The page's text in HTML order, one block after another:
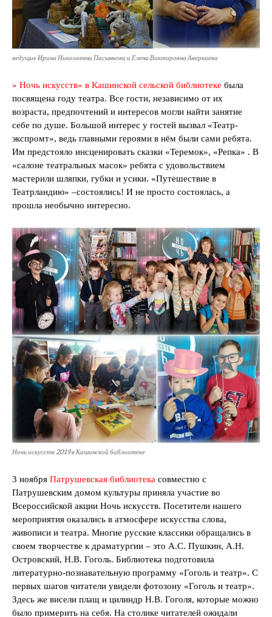
ведущие Ирина Николаевна Пасынкова и Елена Викторовна Аверкиева
» Ночь искусств» в Кашинской сельской библиотеке была
посвящена году театра. Все гости, независимо от их
возраста, предпочтений и интересов могли найти занятие
себе по душе. Большой интерес у гостей вызвал «Театр-
экспромт», ведь главными героями в нём были сами ребята.
Им предстояло инсценировать сказки «Теремок», «Репка» . В
«салоне театральных масок» ребята с удовольствием
мастерили шляпки, губки и усики. «Путешествие в
Театрландию» –состоялись! И не просто состоялась, а
прошла необычно интересно.
Ночь искусств 2019 в Кашинской библиотеке
3 ноября Патрушевская библиотека совместно с
Патрушевским домом культуры приняла участие во
Всероссийской акции Ночь искусств. Посетители нашего
мероприятия оказались в атмосфере искусства слова,
живописи и театра. Многие русские классики обращались в
своем творчестве к драматургии – это А.С. Пушкин, А.Н.
Островский, Н.В. Гоголь. Библиотека подготовила
литературно-познавательную программу «Гоголь и театр». С
первых шагов читатели увидели фотозону «Гоголь и театр».
Здесь же висели плащ и цилиндр Н.В. Гоголя, которые можно
было примерить на себя. На столике читателей ожидали